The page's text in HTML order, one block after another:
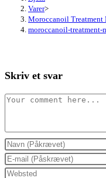
Varer>
Moroccanoil Treatment
moroccanoil-
Skriv et svar
Comment
Enter
your
name
Enter
your
Enter